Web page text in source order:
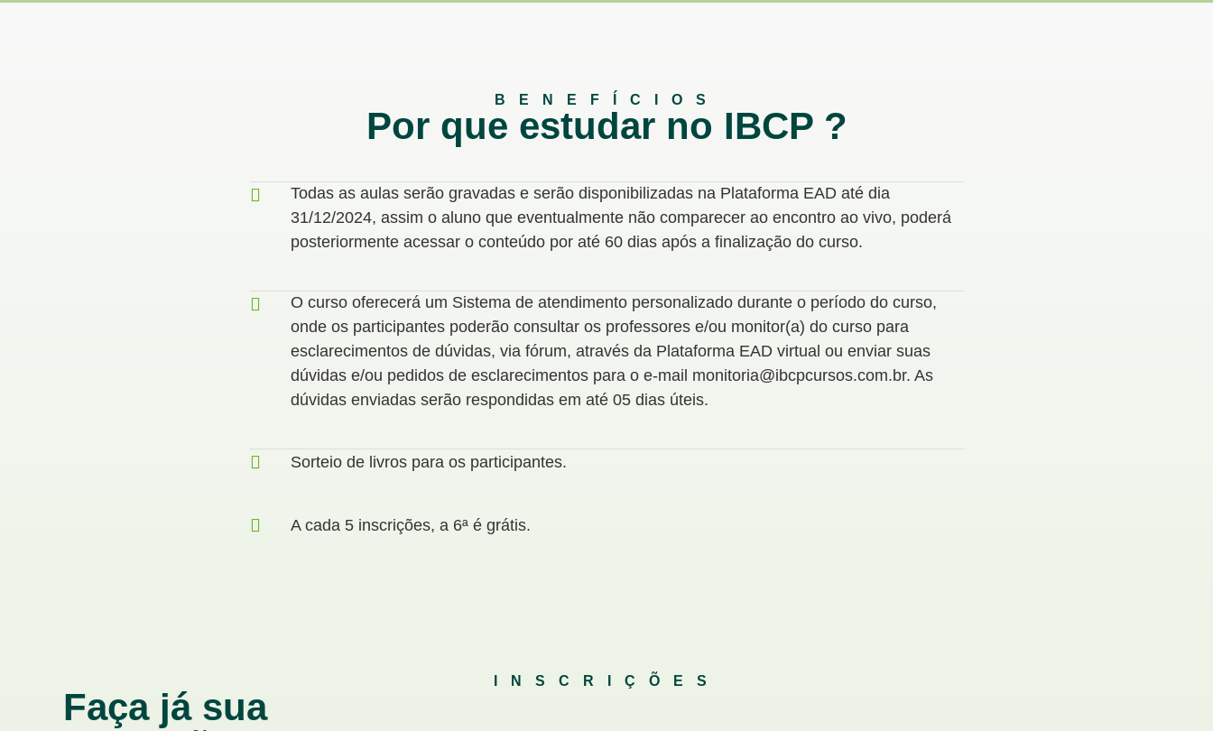
BENEFÍCIOS
Por que estudar no IBCP ?
Todas as aulas serão gravadas e serão disponibilizadas na Plataforma EAD até dia
31/12/2024, assim o aluno que eventualmente não comparecer ao encontro ao vivo, poderá
posteriormente acessar o conteúdo por até 60 dias após a finalização do curso.
O curso oferecerá um Sistema de atendimento personalizado durante o período do curso,
onde os participantes poderão consultar os professores e/ou monitor(a) do curso para
esclarecimentos de dúvidas, via fórum, através da Plataforma EAD virtual ou enviar suas
dúvidas e/ou pedidos de esclarecimentos para o e-mail monitoria@ibcpcursos.com.br. As
dúvidas enviadas serão respondidas em até 05 dias úteis.
Sorteio de livros para os participantes.
A cada 5 inscrições, a 6ª é grátis.
INSCRIÇÕES
Faça já sua